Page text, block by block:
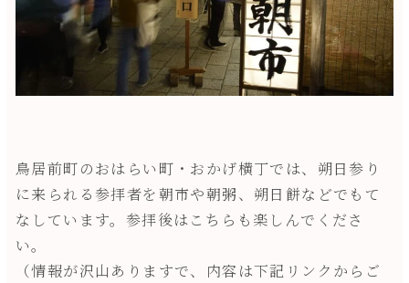
鳥居前町のおはらい町・おかげ横丁では、朔日参り
に来られる参拝者を朝市や朝粥、朔日餅などでもて
なしています。参拝後はこちらも楽しんでくださ
い。
（情報が沢山ありますで、内容は下記リンクからご